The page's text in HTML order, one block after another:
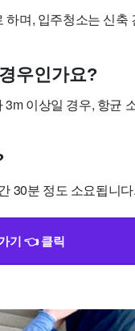
며, 입주청소는 신축
우인가요?
이상일 경우, 항균
30분 정도 소요됩니
기 👈 클릭